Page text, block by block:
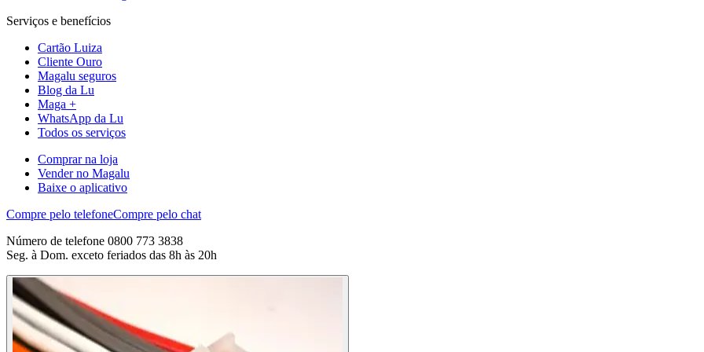
Serviços e benefícios
Cartão Luiza
Cliente Ouro
Magalu seguros
Blog da Lu
Maga +
WhatsApp da Lu
Todos os serviços
Comprar na loja
Vender no Magalu
Baixe o aplicativo
Compre pelo telefoneCompre pelo chat
Número de telefone 0800 773 3838
Seg. à Dom. exceto feriados das 8h às 20h